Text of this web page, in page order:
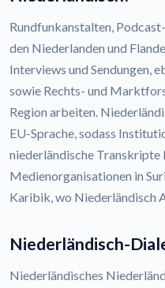
Rundfunkanstalten,
den Niederlanden und
Interviews und Sendungen,
sowie Rechts- und
Region arbeiten.
EU-Sprache, sodass
niederländische Transkripte
Medienorganisationen in
Karibik, wo Niederländisch
Niederländisch-
Niederländisches